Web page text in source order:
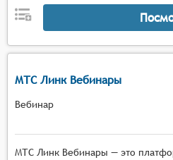
МТС Линк Вебинары
Вебинар
МТС Линк Вебинары — это